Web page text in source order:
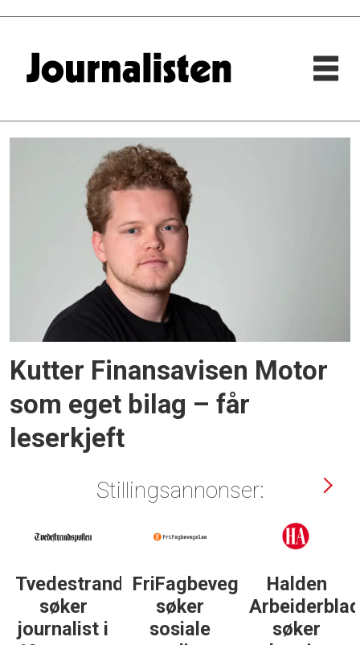
finansavisen
Kutter Finansavisen Motor
som eget bilag – får
leserkjeft
Stillingsannonser:
Tvedestrandsposten
søker
journalist i
FriFagbevegelse
søker
sosiale
Halden
Arbeiderblad
søker